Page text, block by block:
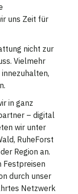
uns Zeit für
nicht zur
Vielmehr
in ganz
– digital
wir unter
RuheForst
Region an.
Festpreisen
durch unser
Netzwerk